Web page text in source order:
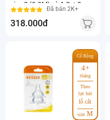
size S (0-3M) và 1 Set 2
núm ty silicone Aga-ae siêu
mềm size M (3-6M)
Đã bán 2K+
318.000đ
Cổ Rộng
4+
tháng
Theo
lực hút
lỗ cắt
size M